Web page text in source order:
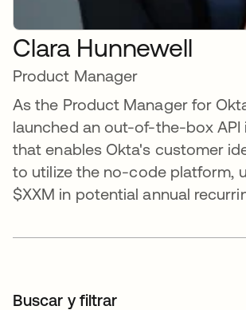
Clara Hunnewell
Product Manager
As the Product Manager for
launched an out-of-the-box API
that enables Okta's customer
to utilize the no-code platform,
$XXM in potential annual
Buscar y filtrar